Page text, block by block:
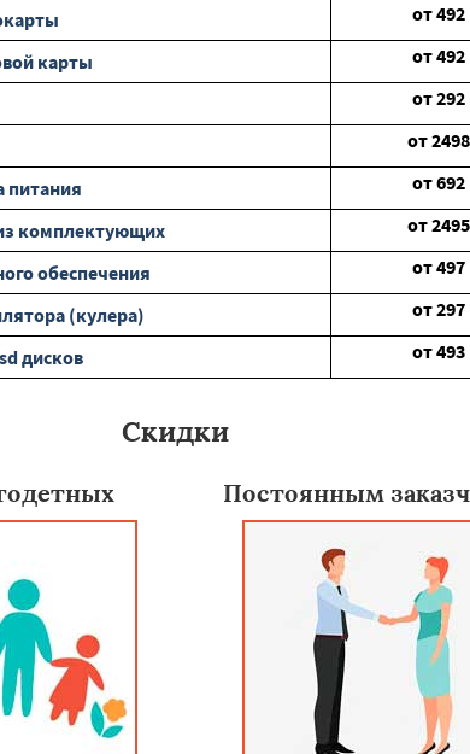
от492
карты
от492
от292
от2498
питания
от692
комплектующих
от2495
обеспечения
от497
(кулера)
от297
дисков
от493
Скидки
Постоянным